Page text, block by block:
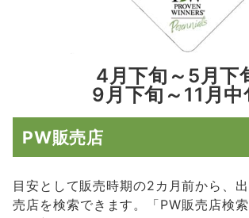
4月下旬～5月下
9月下旬～11月中
PW販売店
目安として販売時期の2カ月前から、
売店を検索できます。「PW販売店検